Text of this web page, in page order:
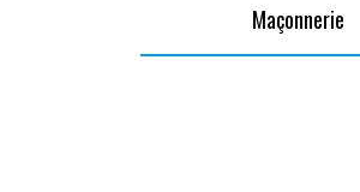
Maçonnerie